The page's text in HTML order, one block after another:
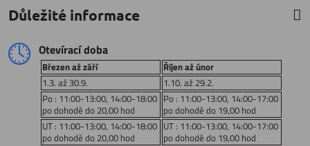
Důležité informace
Otevírací doba
Březen až září
Říjen až únor
1.3. až 30.9.
1.10. až 29.2.
Po : 11:00-13:00, 14:00-18:00
po dohodě do 20,00 hod
Po : 11:00-13:00, 14:00-17:00
po dohodě do 19,00 hod
UT : 11:00-13:00, 14:00-18:00
po dohodě do 20,00 hod
UT : 11:00-13:00, 14:00-17:00
po dohodě do 19,00 hod